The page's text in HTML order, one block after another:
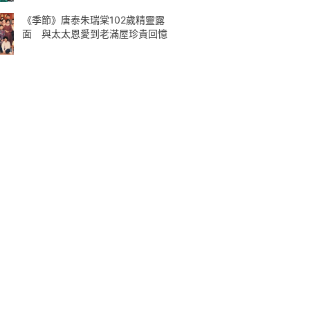
《季節》唐泰朱瑞棠102歲精靈露
面 與太太恩愛到老滿屋珍貴回憶